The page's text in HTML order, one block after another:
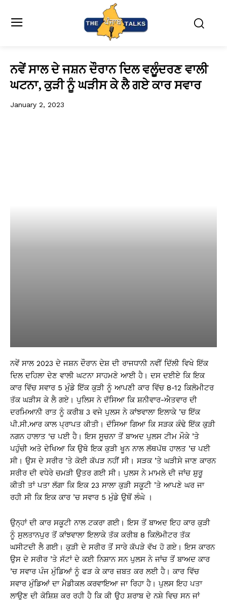
ਨਵੇਂ ਸਾਲ ਦੇ ਜਸ਼ਨ ਦੌਰਾਨ ਦਿਲ ਵਲੂੰਦਰਣ ਵਾਲੀ
ਘਟਨਾ, ਕੁੜੀ ਨੂੰ ਘੜੀਸ ਕੇ ਲੈ ਗਏ ਕਾਰ ਸਵਾਰ
January 2, 2023
ਨਵੇਂ ਸਾਲ 2023 ਦੇ ਜਸ਼ਨ ਦੌਰਾਨ ਦੇਸ਼ ਦੀ ਰਾਜਧਾਨੀ ਨਵੀਂ ਦਿੱਲੀ ਵਿਖੇ ਇੱਕ
ਦਿਲ ਦਹਿਲਾ ਦੇਣ ਵਾਲੀ ਘਟਨਾ ਸਾਹਮਣੇ ਆਈ ਹੈ। ਦਸ ਦਈਏ ਕਿ ਇਕ
ਕਾਰ ਵਿੱਚ ਸਵਾਰ 5 ਮੁੰਡੇ ਇੱਕ ਕੁੜੀ ਨੂੰ ਆਪਣੀ ਕਾਰ ਵਿੱਚ 8-12 ਕਿਲੋਮੀਟਰ
ਤੱਕ ਘੜੀਸ ਕੇ ਲੈ ਗਏ। ਪੁਲਿਸ ਨੇ ਦੱਸਿਆ ਕਿ ਸ਼ਨੀਵਾਰ-ਐਤਵਾਰ ਦੀ
ਦਰਮਿਆਨੀ ਰਾਤ ਨੂੰ ਕਰੀਬ 3 ਵਜੇ ਪੁਲਸ ਨੇ ਕਾਂਝਵਾਲਾ ਇਲਾਕੇ ’ਚ ਇੱਕ
ਪੀ.ਸੀ.ਆਰ ਕਾਲ ਪ੍ਰਾਪਤ ਕੀਤੀ। ਦੱਸਿਆ ਗਿਆ ਕਿ ਸੜਕ ਕੰਢੇ ਇੱਕ ਕੁੜੀ
ਨਗਨ ਹਾਲਾਤ ‘ਚ ਪਈ ਹੈ। ਇਸ ਸੂਚਨਾ ਤੋਂ ਬਾਅਦ ਪੁਲਸ ਟੀਮ ਮੌਕੇ ’ਤੇ
ਪਹੁੰਚੀ ਅਤੇ ਦੇਖਿਆ ਕਿ ਉਥੇ ਇਕ ਕੁੜੀ ਖੂਨ ਨਾਲ ਲੱਥਪੱਥ ਹਾਲਤ ’ਚ ਪਈ
ਸੀ। ਉਸ ਦੇ ਸਰੀਰ ’ਤੇ ਕੋਈ ਕੱਪੜ ਨਹੀਂ ਸੀ। ਸੜਕ ’ਤੇ ਘੜੀਸੇ ਜਾਣ ਕਾਰਨ
ਸਰੀਰ ਦੀ ਵਧੇਰੇ ਚਮੜੀ ਉਤਰ ਗਈ ਸੀ। ਪੁਲਸ ਨੇ ਮਾਮਲੇ ਦੀ ਜਾਂਚ ਸ਼ੁਰੂ
ਕੀਤੀ ਤਾਂ ਪਤਾ ਲੱਗਾ ਕਿ ਇਕ 23 ਸਾਲਾ ਕੁੜੀ ਸਕੂਟੀ ’ਤੇ ਆਪਣੇ ਘਰ ਜਾ
ਰਹੀ ਸੀ ਕਿ ਇਕ ਕਾਰ ’ਚ ਸਵਾਰ 5 ਮੁੰਡੇ ਉਥੋਂ ਲੰਘੇ ।
ਉਨ੍ਹਾਂ ਦੀ ਕਾਰ ਸਕੂਟੀ ਨਾਲ ਟਕਰਾ ਗਈ। ਇਸ ਤੋਂ ਬਾਅਦ ਇਹ ਕਾਰ ਕੁੜੀ
ਨੂੰ ਸੁਲਤਾਨਪੁਰ ਤੋਂ ਕਾਂਝਵਾਲਾ ਇਲਾਕੇ ਤੱਕ ਕਰੀਬ 8 ਕਿਲੋਮੀਟਰ ਤੱਕ
ਘਸੀਟਦੀ ਲੈ ਗਈ। ਕੁੜੀ ਦੇ ਸਰੀਰ ਤੋਂ ਸਾਰੇ ਕੱਪੜੇ ਵੱਖ ਹੋ ਗਏ। ਇਸ ਕਾਰਨ
ਉਸ ਦੇ ਸਰੀਰ ’ਤੇ ਸੱਟਾਂ ਦੇ ਕਈ ਨਿਸ਼ਾਨ ਸਨ ਪੁਲਸ ਨੇ ਜਾਂਚ ਤੋਂ ਬਾਅਦ ਕਾਰ
’ਚ ਸਵਾਰ ਪੰਜ ਮੁੰਡਿਆਂ ਨੂੰ ਫੜ ਕੇ ਕਾਰ ਜ਼ਬਤ ਕਰ ਲਈ ਹੈ। ਕਾਰ ਵਿੱਚ
ਸਵਾਰ ਮੁੰਡਿਆਂ ਦਾ ਮੈਡੀਕਲ ਕਰਵਾਇਆ ਜਾ ਰਿਹਾ ਹੈ। ਪੁਲਸ ਇਹ ਪਤਾ
ਲਾਉਣ ਦੀ ਕੋਸ਼ਿਸ਼ ਕਰ ਰਹੀ ਹੈ ਕਿ ਕੀ ਉਹ ਸ਼ਰਾਬ ਦੇ ਨਸ਼ੇ ਵਿਚ ਸਨ ਜਾਂ